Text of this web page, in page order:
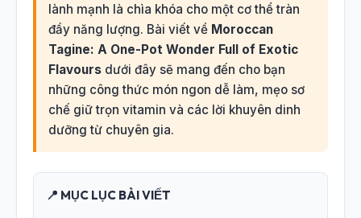
lành mạnh là chìa khóa cho một cơ thể tràn
đầy năng lượng. Bài viết về Moroccan
Tagine: A One-Pot Wonder Full of Exotic
Flavours dưới đây sẽ mang đến cho bạn
những công thức món ngon dễ làm, mẹo sơ
chế giữ trọn vitamin và các lời khuyên dinh
dưỡng từ chuyên gia.
📍 MỤC LỤC BÀI VIẾT